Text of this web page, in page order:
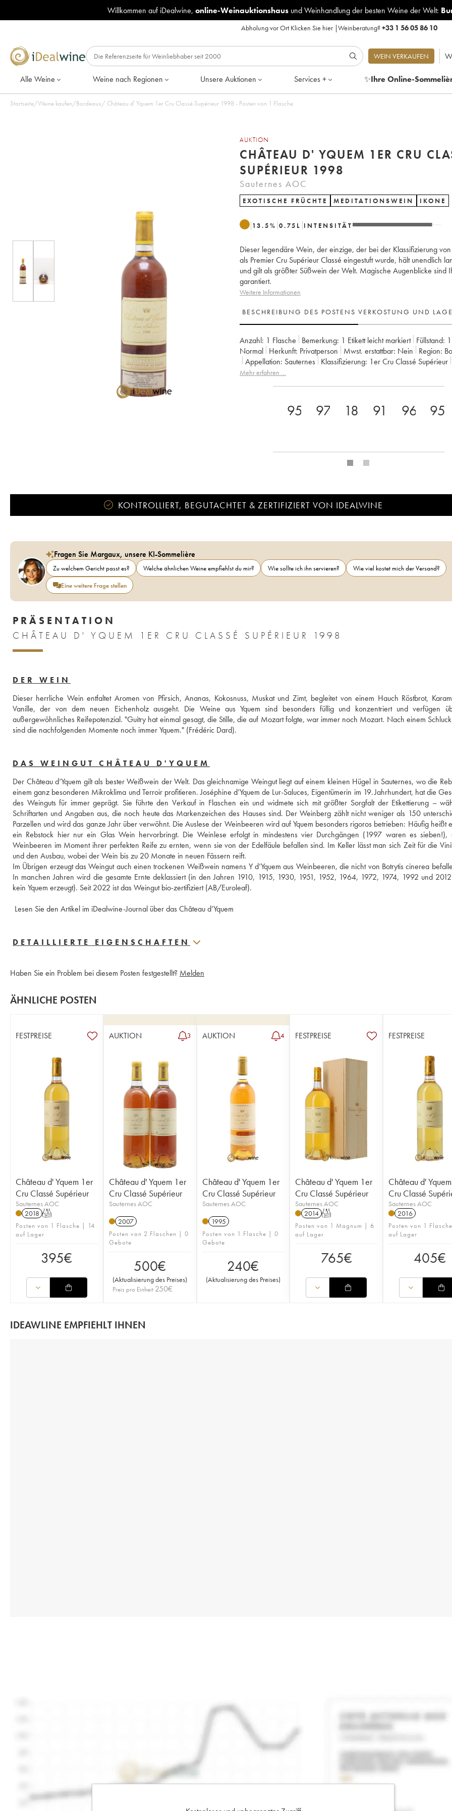
Willkommen auf iDealwine, online-Weinauktionshausund Weinhandlung der besten Weine der Welt:
Abholung vor Ort Klicken Sie hier|Weinberatung?+33 1 56 05 86 10
WEIN VERKAUFEN
Alle Weine Weine nach Regionen Unsere Auktionen Services + ✨Ihre Online-
Startseite/Weine kaufen/Bordeaux/ Château d' Yquem 1er Cru Classé Supérieur 1998 - Posten von 1 Flasche
AUKTION
CHÂTEAU D' YQUEM 1ER CRU
SUPÉRIEUR 1998
Sauternes AOC
EXOTISCHE FRÜCHTE MEDITATIONSWEIN IKONE
13.5% 0.75 L INTENSITÄT
Dieser legendäre Wein, der einzige, der bei der Klassifizierung
als Premier Cru Supérieur Classé eingestuft wurde, hält unendlich
und gilt als größter Süßwein der Welt. Magische Augenblicke sind
garantiert.
Weitere Informationen
BESCHREIBUNG DES POSTENS VERKOSTUNG UND
Anzahl: 1 Flasche Bemerkung: 1 Etikett leicht markiert Füllstand: 1
Normal
Herkunft: privatperson Mwst. erstattbar: nein Region:
Appellation:
Sauternes Klassifizierung:
1er Cru Classé Supérieur
Eigentümer:
SC du Château d'Yquem
Mehr erfahren …
95 97 18 91 96 95
KONTROLLIERT, BEGUTACHTET & ZERTIFIZIERT VON IDEALWINE
Fragen Sie Margaux, unsere KI-Sommelière
Zu welchem Gericht passt es? Welche ähnlichen Weine empfiehlst du mir? Wie sollte ich ihn servieren?
Wie viel kostet mich der Versand?
Eine weitere Frage stellen
PRÄSENTATION
CHÂTEAU D' YQUEM 1ER CRU CLASSÉ SUPÉRIEUR 1998
DER WEIN
Dieser herrliche Wein entfaltet Aromen von Pfirsich, Ananas, Kokosnuss, Muskat und Zimt, begleitet von einem Hauch Röstbrot,
Vanille, der von dem neuen Eichenholz ausgeht. Die Weine aus Yquem sind besonders füllig und konzentriert und verfügen
außergewöhnliches Reifepotenzial. "Guitry hat einmal gesagt, die Stille, die auf Mozart folgte, war immer noch Mozart. Nach einem Schluck
sind die nachfolgenden Momente noch immer Yquem." (Frédéric Dard).
DAS WEINGUT CHÂTEAU D'YQUEM
Der Château d‘Yquem gilt als bester Weißwein der Welt. Das gleichnamige Weingut liegt auf einem kleinen Hügel in Sauternes, wo die
einem ganz besonderen Mikroklima und Terroir profitieren. Joséphine d’Yquem de Lur-Saluces, Eigentümerin im 19. Jahrhundert, hat die
des Weinguts für immer geprägt. Sie führte den Verkauf in Flaschen ein und widmete sich mit größter Sorgfalt der Etikettierung –
Schriftarten und Angaben aus, die noch heute das Markenzeichen des Hauses sind. Der Weinberg zählt nicht weniger als 150
Parzellen und wird das ganze Jahr über verwöhnt. Die Auslese der Weinbeeren wird auf Yquem besonders rigoros betrieben: Häufig heißt
ein Rebstock hier nur ein Glas Wein hervorbringt. Die Weinlese erfolgt in mindestens vier Durchgängen (1997 waren es sieben!),
Weinbeeren im Moment ihrer perfekten Reife zu ernten, wenn sie von der Edelfäule befallen sind. Im Keller lässt man sich Zeit für die
und den Ausbau, wobei der Wein bis zu 20 Monate in neuen Fässern reift.
Im Übrigen erzeugt das Weingut auch einen trockenen Weißwein namens Y d‘Yquem aus Weinbeeren, die nicht von Botrytis cinerea
In manchen Jahren wird die gesamte Ernte deklassiert (in den Jahren 1910, 1915, 1930, 1951, 1952, 1964, 1972, 1974, 1992 und
kein Yquem erzeugt). Seit 2022 ist das Weingut bio-zertifiziert (AB/Euroleaf).
Lesen Sie den Artikel im iDealwine-Journal über das Château d’Yquem
DETAILLIERTE EIGENSCHAFTEN
Haben Sie ein Problem bei diesem Posten festgestellt? Melden
ÄHNLICHE POSTEN
FESTPREISE
Château d' Yquem 1er
Cru Classé Supérieur
Sauternes AOC
2018 T
Posten von 1 Flasche | 14
auf Lager
395€
AUKTION 3
Château d' Yquem 1er
Cru Classé Supérieur
Sauternes AOC
2007
Posten von 2 Flaschen | 0
Gebote
500€
(Aktualisierung des Preises)
Preis pro Einheit 250€
AUKTION 4
Château d' Yquem 1er
Cru Classé Supérieur
Sauternes AOC
1995
Posten von 1 Flasche | 0
Gebote
240€
(Aktualisierung des Preises)
FESTPREISE
Château d' Yquem 1er
Cru Classé Supérieur
Sauternes AOC
2014 T
Posten von 1 Magnum | 6
auf Lager
765€
FESTPREISE
Château d'
Cru Classé
Sauternes AOC
2016
Posten von 1
auf Lager
405€
IDEAWLINE EMPFIEHLT IHNEN